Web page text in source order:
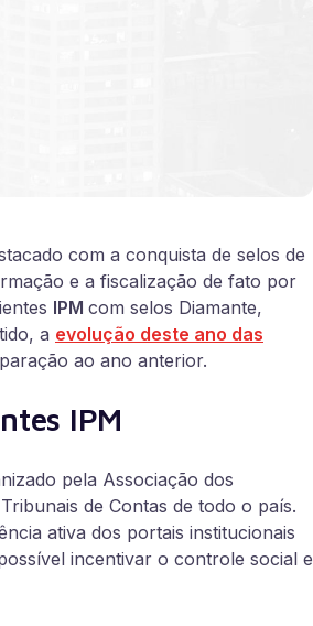
com a conquista de selos de
e a fiscalização de fato por
IPM com selos Diamante,
a evolução deste ano das
ao ano anterior.
IPM
pela Associação dos
de Contas de todo o país.
ativa dos portais institucionais
incentivar o controle social e